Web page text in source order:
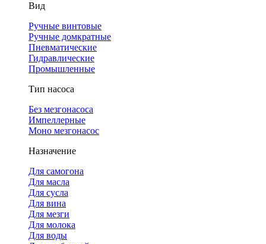
Вид
Ручные винтовые
Ручные домкратные
Пневматические
Гидравлические
Промышленные
Тип насоса
Без мезгонасоса
Импеллерные
Моно мезгонасос
Назначение
Для самогона
Для масла
Для сусла
Для вина
Для мезги
Для молока
Для воды